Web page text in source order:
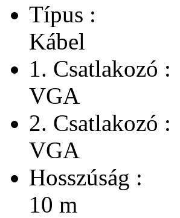
Típus :
Kábel
1. Csatlakozó :
VGA
2. Csatlakozó :
VGA
Hosszúság :
10 m